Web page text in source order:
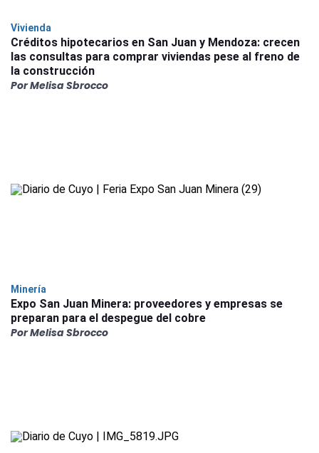
Vivienda
Créditos hipotecarios en San Juan y Mendoza: crecen
las consultas para comprar viviendas pese al freno de
la construcción
Por Melisa Sbrocco
Minería
Expo San Juan Minera: proveedores y empresas se
preparan para el despegue del cobre
Por Melisa Sbrocco